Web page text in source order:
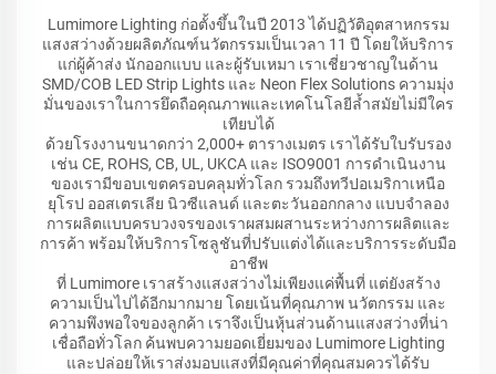
Lumimore Lighting ก่อตั้งขึ้นในปี 2013 ได้ปฏิวัติอุตสาหกรรม
แสงสว่างด้วยผลิตภัณฑ์นวัตกรรมเป็นเวลา 11 ปี โดยให้บริการ
แก่ผู้ค้าส่ง นักออกแบบ และผู้รับเหมา เราเชี่ยวชาญในด้าน
SMD/COB LED Strip Lights และ Neon Flex Solutions ความมุ่ง
มั่นของเราในการยึดถือคุณภาพและเทคโนโลยีล้ำสมัยไม่มีใคร
เทียบได้
ด้วยโรงงานขนาดกว่า 2,000+ ตารางเมตร เราได้รับใบรับรอง
เช่น CE, ROHS, CB, UL, UKCA และ ISO9001 การดำเนินงาน
ของเรามีขอบเขตครอบคลุมทั่วโลก รวมถึงทวีปอเมริกาเหนือ
ยุโรป ออสเตรเลีย นิวซีแลนด์ และตะวันออกกลาง แบบจำลอง
การผลิตแบบครบวงจรของเราผสมผสานระหว่างการผลิตและ
การค้า พร้อมให้บริการโซลูชันที่ปรับแต่งได้และบริการระดับมือ
อาชีพ
ที่ Lumimore เราสร้างแสงสว่างไม่เพียงแค่พื้นที่ แต่ยังสร้าง
ความเป็นไปได้อีกมากมาย โดยเน้นที่คุณภาพ นวัตกรรม และ
ความพึงพอใจของลูกค้า เราจึงเป็นหุ้นส่วนด้านแสงสว่างที่น่า
เชื่อถือทั่วโลก ค้นพบความยอดเยี่ยมของ Lumimore Lighting
และปล่อยให้เราส่งมอบแสงที่มีคุณค่าที่คุณสมควรได้รับ